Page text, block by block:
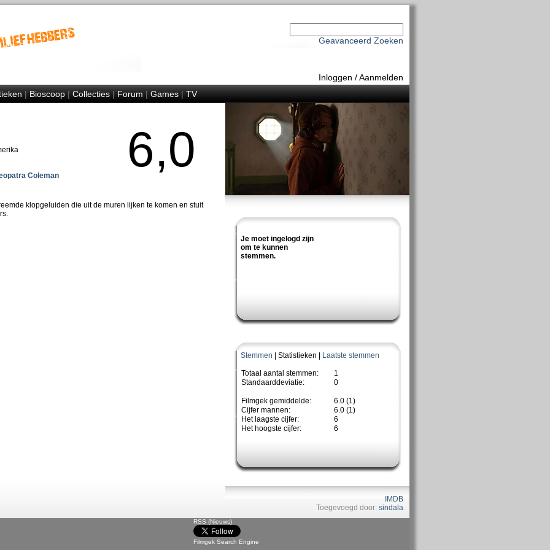
Geavanceerd Zoeken
Inloggen /Aanmelden
|Bioscoop|Collecties|Forum|Games|TV
Je moet ingelogd zijn
om te kunnen
stemmen.
Stemmen | Statistieken | Laatste stemmen
Totaal aantal stemmen:
1
Standaarddeviatie:
0
Filmgek gemiddelde:
6.0 (1)
Cijfer mannen:
6.0 (1)
Het laagste cijfer:
6
Het hoogste cijfer:
6
IMDB
Toegevoegd door: sindala
Coleman
6,0
klopgeluiden die uit de muren lijken te komen en stuit
RSS (Nieuws)
Filmgek Search Engine